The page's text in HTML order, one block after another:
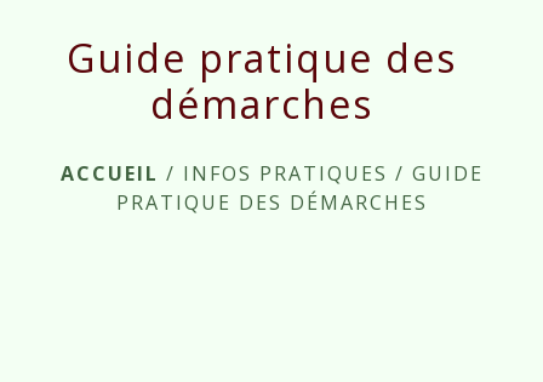
Guide pratique des
démarches
ACCUEIL / INFOS PRATIQUES / GUIDE
PRATIQUE DES DÉMARCHES